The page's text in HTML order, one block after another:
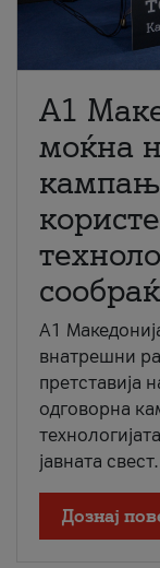
A1
моќна
A1
внатрешни
претставија
одговорна
јавната
Дознај